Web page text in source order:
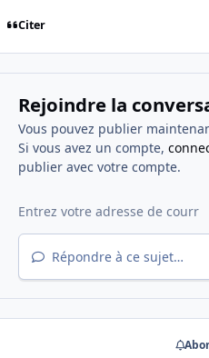
Citer
Rejoindre la
Vous pouvez publier
Si vous avez un compte,
publier avec votre compte.
Répondre à ce sujet…